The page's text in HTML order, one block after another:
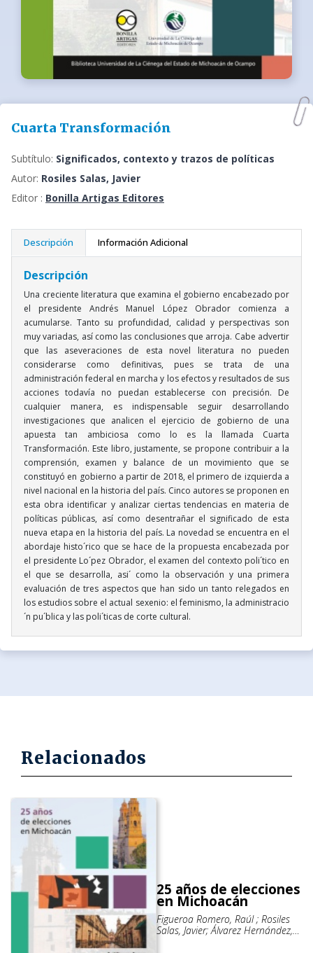
Cuarta Transformación
Subtítulo: Significados, contexto y trazos de políticas
Autor: Rosiles Salas, Javier
Editor : Bonilla Artigas Editores
Descripción Información Adicional
Descripción
Una creciente literatura que examina el gobierno encabezado por
el presidente Andrés Manuel López Obrador comienza a
acumularse. Tanto su profundidad, calidad y perspectivas son
muy variadas, así como las conclusiones que arroja. Cabe advertir
que las aseveraciones de esta novel literatura no pueden
considerarse como definitivas, pues se trata de una
administración federal en marcha y los efectos y resultados de sus
acciones todavía no puedan establecerse con precisión. De
cualquier manera, es indispensable seguir desarrollando
investigaciones que analicen el ejercicio de gobierno de una
apuesta tan ambiciosa como lo es la llamada Cuarta
Transformación. Este libro, justamente, se propone contribuir a la
comprensión, examen y balance de un movimiento que se
constituyó en gobierno a partir de 2018, el primero de izquierda a
nivel nacional en la historia del país. Cinco autores se proponen en
esta obra identificar y analizar ciertas tendencias en materia de
políticas públicas, así como desentrañar el significado de esta
nueva etapa en la historia del país. La novedad se encuentra en el
abordaje histo´rico que se hace de la propuesta encabezada por
el presidente Lo´pez Obrador, el examen del contexto poli´tico en
el que se desarrolla, asi´ como la observación y una primera
evaluación de tres aspectos que han sido un tanto relegados en
los estudios sobre el actual sexenio: el feminismo, la administracio
´n pu´blica y las poli´ticas de corte cultural.
Relacionados
25 años de elecciones
en Michoacán
Figueroa Romero, Raúl ; Rosiles
Salas, Javier; Álvarez Hernández,